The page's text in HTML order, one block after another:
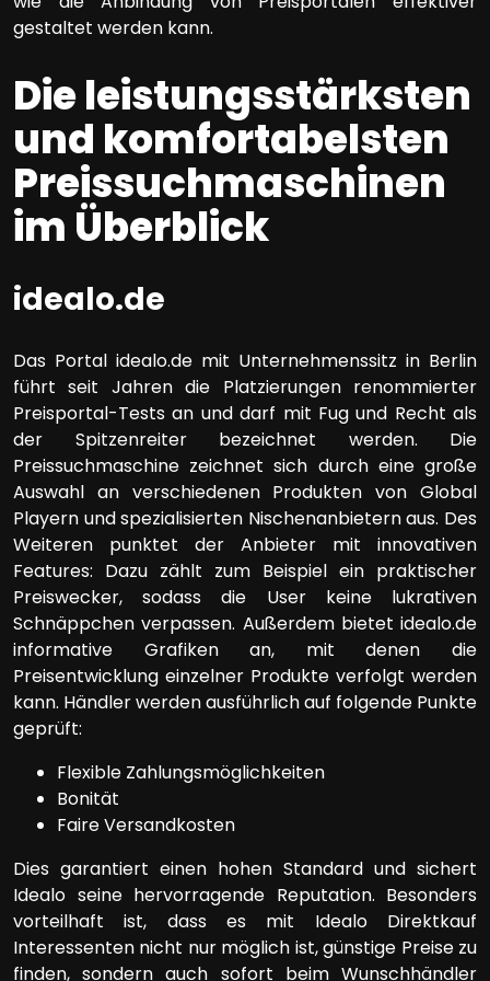
gestaltet werden kann.
Die leistungsstärksten
und komfortabelsten
Preissuchmaschinen
im Überblick
idealo.de
Das Portal idealo.de mit Unternehmenssitz in Berlin
führt seit Jahren die Platzierungen renommierter
Preisportal-Tests an und darf mit Fug und Recht als
der Spitzenreiter bezeichnet werden. Die
Preissuchmaschine zeichnet sich durch eine große
Auswahl an verschiedenen Produkten von Global
Playern und spezialisierten Nischenanbietern aus. Des
Weiteren punktet der Anbieter mit innovativen
Features: Dazu zählt zum Beispiel ein praktischer
Preiswecker, sodass die User keine lukrativen
Schnäppchen verpassen. Außerdem bietet idealo.de
informative Grafiken an, mit denen die
Preisentwicklung einzelner Produkte verfolgt werden
kann. Händler werden ausführlich auf folgende Punkte
geprüft:
Flexible Zahlungsmöglichkeiten
Bonität
Faire Versandkosten
Dies garantiert einen hohen Standard und sichert
Idealo seine hervorragende Reputation. Besonders
vorteilhaft ist, dass es mit Idealo Direktkauf
Interessenten nicht nur möglich ist, günstige Preise zu
finden, sondern auch sofort beim Wunschhändler